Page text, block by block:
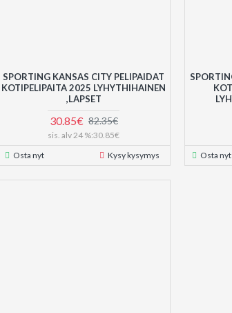
SPORTING KANSAS CITY PELIPAIDAT
KOTIPELIPAITA 2025 LYHYTHIHAINEN
,LAPSET
30.85€ 82.35€
sis. alv 24 %:30.85€
Osta nyt
Kysy kysymys
Osta nyt